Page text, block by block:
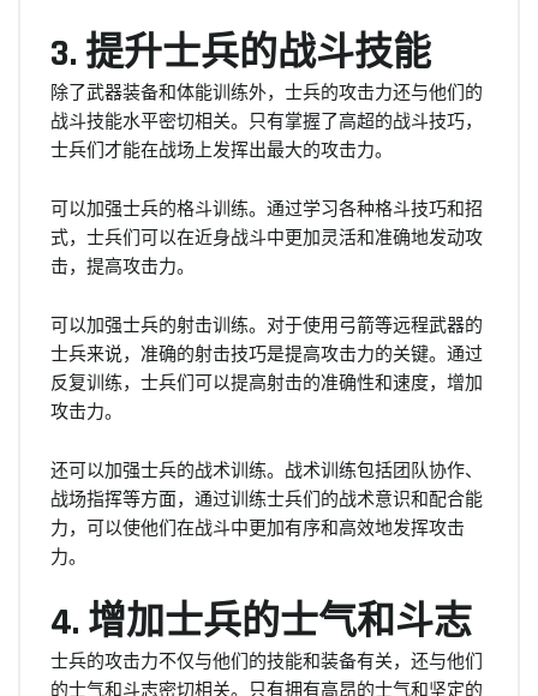
3. 提升士兵的战斗技能
除了武器装备和体能训练外，士兵的攻击力还与他们的
战斗技能水平密切相关。只有掌握了高超的战斗技巧，
士兵们才能在战场上发挥出最大的攻击力。
可以加强士兵的格斗训练。通过学习各种格斗技巧和招
式，士兵们可以在近身战斗中更加灵活和准确地发动攻
击，提高攻击力。
可以加强士兵的射击训练。对于使用弓箭等远程武器的
士兵来说，准确的射击技巧是提高攻击力的关键。通过
反复训练，士兵们可以提高射击的准确性和速度，增加
攻击力。
还可以加强士兵的战术训练。战术训练包括团队协作、
战场指挥等方面，通过训练士兵们的战术意识和配合能
力，可以使他们在战斗中更加有序和高效地发挥攻击
力。
4. 增加士兵的士气和斗志
士兵的攻击力不仅与他们的技能和装备有关，还与他们
的士气和斗志密切相关。只有拥有高昂的士气和坚定的